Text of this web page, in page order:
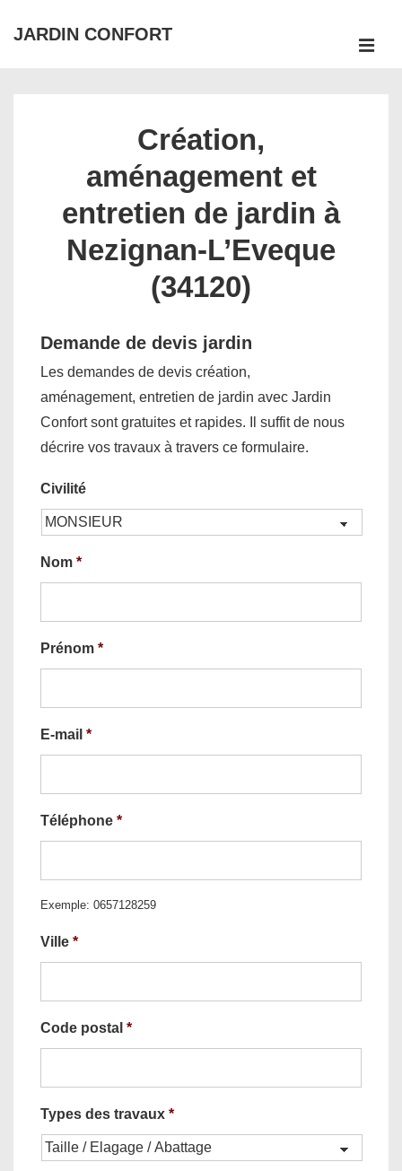
passer
JARDIN CONFORT
Création,
aménagement et
entretien de jardin à
Nezignan-L’Eveque
(34120)
Demande de devis jardin
Les demandes de devis création,
aménagement, entretien de jardin avec Jardin
Confort sont gratuites et rapides. Il suffit de nous
décrire vos travaux à travers ce formulaire.
Civilité
Nom *
Prénom *
E-mail *
Téléphone *
Exemple: 0657128259
Ville *
Code postal *
Types des travaux *